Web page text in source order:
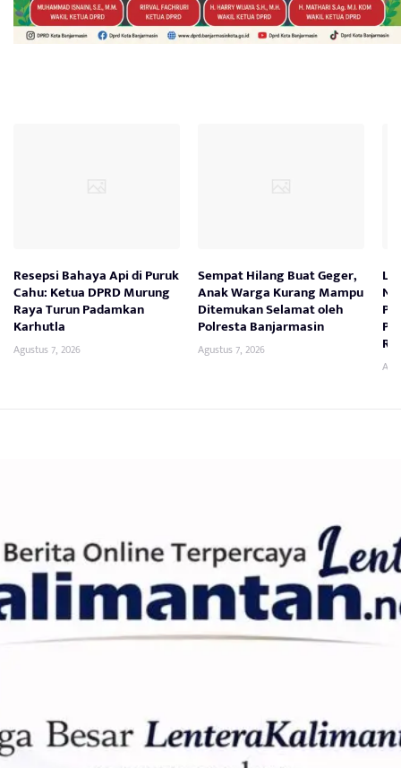
Resepsi Bahaya Api di Puruk
Cahu: Ketua DPRD Murung
Raya Turun Padamkan
Karhutla
Agustus 7, 2026
Sempat Hilang Buat Geger,
Anak Warga Kurang Mampu
Ditemukan Selamat oleh
Polresta Banjarmasin
Agustus 7, 2026